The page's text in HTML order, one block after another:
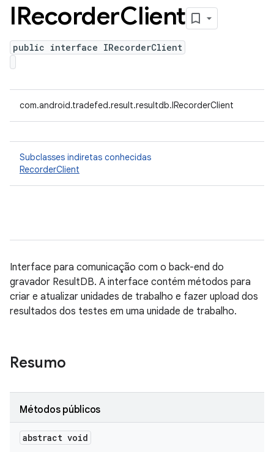
IRecorderClient
public interface IRecorderClient
com.android.tradefed.result.resultdb.IRecorderClient
Subclasses indiretas conhecidas
RecorderClient
Interface para comunicação com o back-end do
gravador ResultDB. A interface contém métodos para
criar e atualizar unidades de trabalho e fazer upload dos
resultados dos testes em uma unidade de trabalho.
Resumo
Métodos públicos
abstract void